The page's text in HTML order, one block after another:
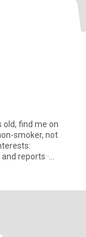
on
smoker, not
reports ·